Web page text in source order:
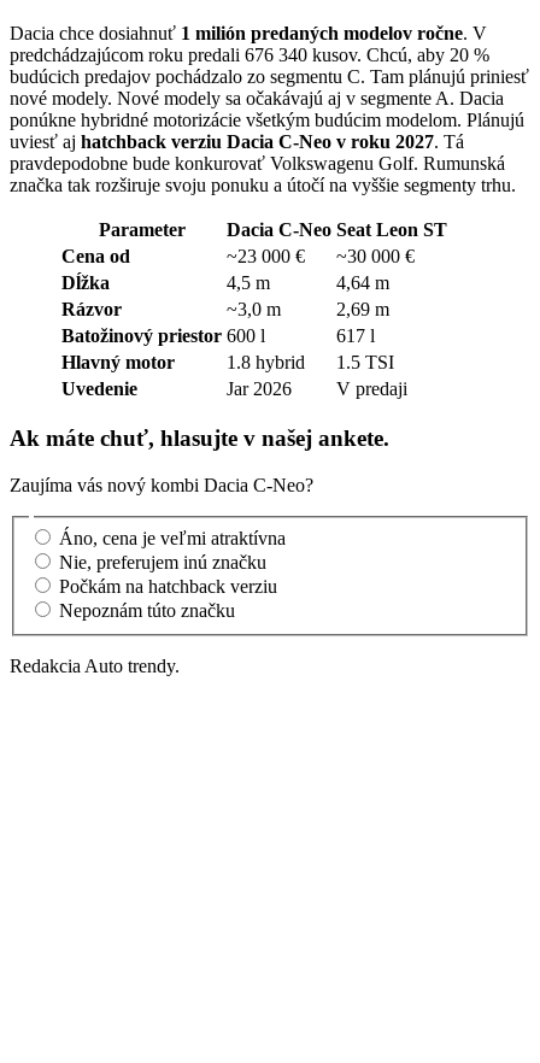
Dacia chce dosiahnuť 1 milión predaných modelov ročne. V
predchádzajúcom roku predali 676 340 kusov. Chcú, aby 20 %
budúcich predajov pochádzalo zo segmentu C. Tam plánujú priniesť
nové modely. Nové modely sa očakávajú aj v segmente A. Dacia
ponúkne hybridné motorizácie všetkým budúcim modelom. Plánujú
uviesť aj hatchback verziu Dacia C-Neo v roku 2027. Tá
pravdepodobne bude konkurovať Volkswagenu Golf. Rumunská
značka tak rozširuje svoju ponuku a útočí na vyššie segmenty trhu.
Parameter Dacia C-Neo Seat Leon ST
Cena od
~23 000 €
~30 000 €
Dĺžka
4,5 m
4,64 m
Rázvor
~3,0 m
2,69 m
Batožinový priestor 600 l
617 l
Hlavný motor
1.8 hybrid
1.5 TSI
Uvedenie
Jar 2026 V predaji
Ak máte chuť, hlasujte v našej ankete.
Zaujíma vás nový kombi Dacia C-Neo?
Áno, cena je veľmi atraktívna
Nie, preferujem inú značku
Počkám na hatchback verziu
Nepoznám túto značku
Redakcia Auto trendy.